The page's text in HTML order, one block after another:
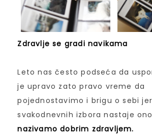
Zdravlje se gradi navikama
Leto nas često podseća da
je upravo zato pravo vreme da
pojednostavimo i brigu o sebi
svakodnevnih izbora nastaje
nazivamo dobrim zdravljem.